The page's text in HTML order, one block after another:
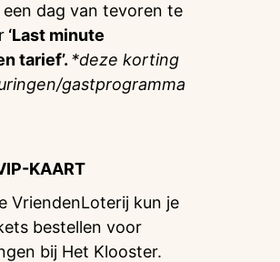
dag van tevoren te
‘Last minute
tarief’. *deze korting
gastprogramma
KAART
VriendenLoterij kun je
bestellen voor
bij Het Klooster.